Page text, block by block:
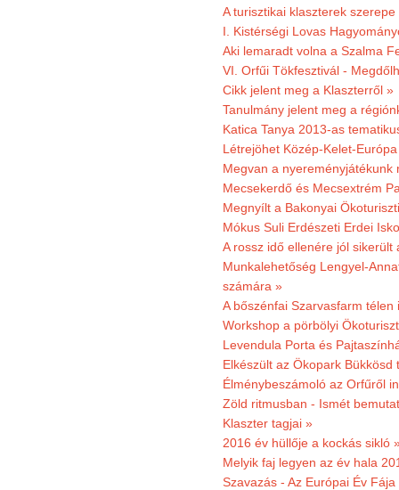
A turisztikai klaszterek
I. Kistérségi Lovas
Aki lemaradt volna a Szalma
VI. Orfűi Tökfesztivál -
Cikk jelent meg a Klaszterről »
Tanulmány jelent meg a
Katica Tanya 2013-as
Létrejöhet Közép-Kelet-
Megvan a nyereményjátékunk
Mecsekerdő és Mecsextrém
Megnyílt a Bakonyai
Mókus Suli Erdészeti Erdei
A rossz idő ellenére jól sikerült
Munkalehetőség Lengyel-
számára »
A bőszénfai Szarvasfarm
Workshop a pörbölyi
Levendula Porta és
Elkészült az Ökopark
Élménybeszámoló az Orfűről
Zöld ritmusban - Ismét
Klaszter tagjai »
2016 év hüllője a kockás sikló
Melyik faj legyen az év hala
Szavazás - Az Európai Év